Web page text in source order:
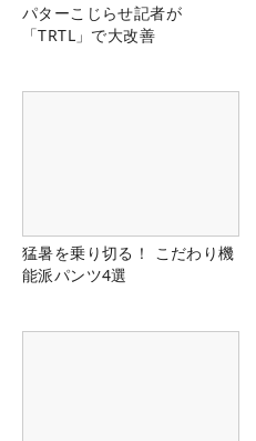
パターこじらせ記者が
「TRTL」で大改善
猛暑を乗り切る！ こだわり機
能派パンツ4選